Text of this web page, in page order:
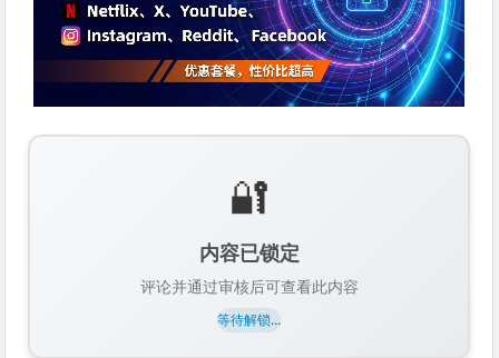
🔐
内容已锁定
评论并通过审核后可查看此内容
等待解锁...